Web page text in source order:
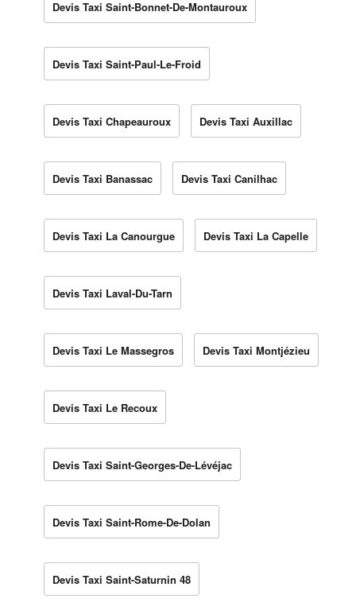
Devis Taxi Saint-Bonnet-De-Montauroux
Devis Taxi Saint-Paul-Le-Froid
Devis Taxi Chapeauroux Devis Taxi Auxillac
Devis Taxi Banassac Devis Taxi Canilhac
Devis Taxi La Canourgue Devis Taxi La Capelle
Devis Taxi Laval-Du-Tarn
Devis Taxi Le Massegros Devis Taxi Montjézieu
Devis Taxi Le Recoux
Devis Taxi Saint-Georges-De-Lévéjac
Devis Taxi Saint-Rome-De-Dolan
Devis Taxi Saint-Saturnin 48